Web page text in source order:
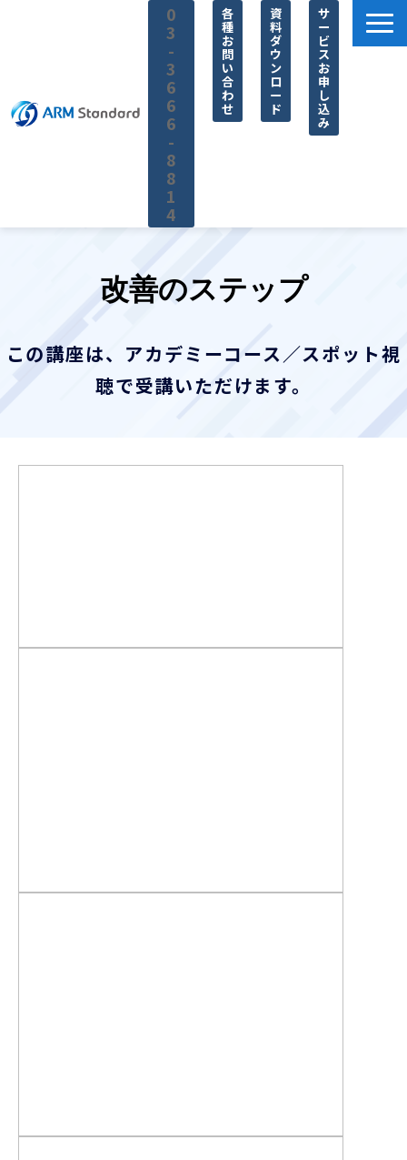
0
3
-
3
6
6
6
-
8
8
1
4
各
種
お
問
い
合
わ
せ
資
料
ダ
ウ
ン
ロ
ー
ド
サ
ー
ビ
ス
お
申
し
込
み
料金
お役立ち情報
企業情報
改善のステップ
この講座は、アカデミーコース／スポット視
聴で受講いただけます。